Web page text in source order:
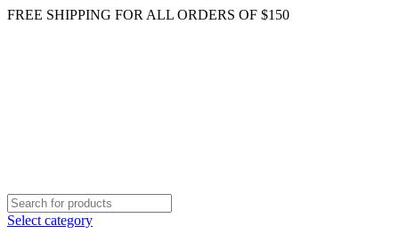
FREE SHIPPING FOR ALL ORDERS OF $150
Select category